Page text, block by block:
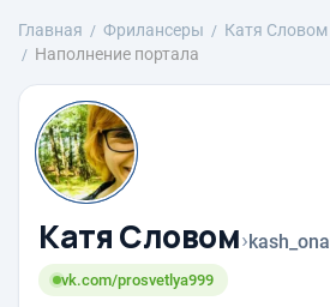
Главная Фрилансеры Катя Словом
Наполнение портала
Катя Словом›kash_ona
vk.com/prosvetlya999